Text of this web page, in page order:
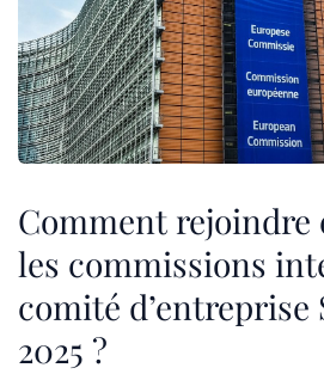
Comment rejoindre
les commissions
comité d’entreprise
2025 ?